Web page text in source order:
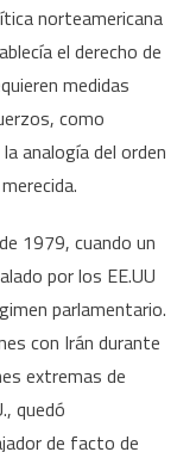
norteamericana
el derecho de
medidas
como
analogía del orden
1979, cuando un
por los EE.UU
parlamentario.
con Irán durante
extremas de
quedó
de facto de